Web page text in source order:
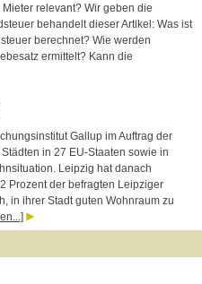
relevant? Wir geben die
behandelt dieser Artikel: Was ist
berechnet? Wie werden
ermittelt? Kann die
Gallup im Auftrag der
in 27 EU-Staaten sowie in
Leipzig hat danach
Prozent der befragten Leipziger
in ihrer Stadt guten Wohnraum zu